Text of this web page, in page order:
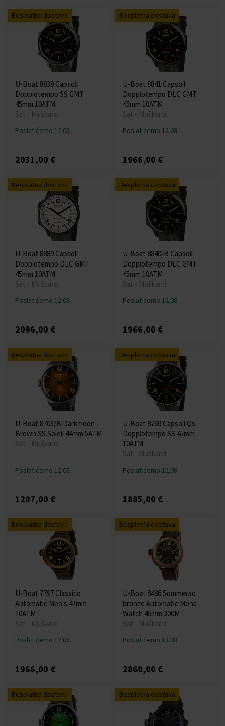
Besplatna dostava
U-Boat 8839 Capsoil
Doppiotempo SS GMT
45mm 10ATM
Sat - Muškarci
Poslat ćemo 12.08.
2031,00 €
Besplatna dostava
U-Boat 8841 Capsoil
Doppiotempo DLC GMT
45mm 10ATM
Sat - Muškarci
Poslat ćemo 12.08.
1966,00 €
Besplatna dostava
U-Boat 8889 Capsoil
Doppiotempo DLC GMT
45mm 10ATM
Sat - Muškarci
Poslat ćemo 12.08.
2096,00 €
Besplatna dostava
U-Boat 8840/B Capsoil
Doppiotempo DLC GMT
45mm 10ATM
Sat - Muškarci
Poslat ćemo 12.08.
1966,00 €
Besplatna dostava
U-Boat 8703/B Darkmoon
Brown SS Soleil 44mm 5ATM
Sat - Muškarci
Poslat ćemo 12.08.
1207,00 €
Besplatna dostava
U-Boat 8769 Capsoil Qs.
Doppiotempo SS 45mm
10ATM
Sat - Muškarci
Poslat ćemo 12.08.
1885,00 €
Besplatna dostava
U-Boat 7797 Classico
Automatic Men's 47mm
10ATM
Sat - Muškarci
Poslat ćemo 12.08.
1966,00 €
Besplatna dostava
U-Boat 8486 Sommerso
bronze Automatic Mens
Watch 46mm 300M
Sat - Muškarci
Poslat ćemo 12.08.
2860,00 €
Besplatna dostava Besplatna dostava